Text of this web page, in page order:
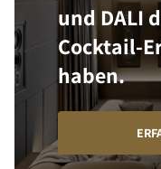
und DALI
Cocktail-
haben.